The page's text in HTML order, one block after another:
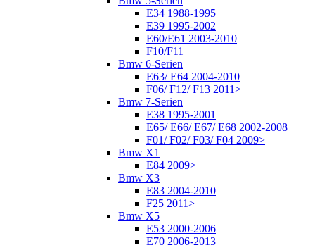
E34 1988-1995
E39 1995-2002
E60/E61 2003-2010
F10/F11
Bmw 6-Serien
E63/ E64 2004-2010
F06/ F12/ F13 2011>
Bmw 7-Serien
E38 1995-2001
E65/ E66/ E67/ E68 2002-2008
F01/ F02/ F03/ F04 2009>
Bmw X1
E84 2009>
Bmw X3
E83 2004-2010
F25 2011>
Bmw X5
E53 2000-2006
E70 2006-2013